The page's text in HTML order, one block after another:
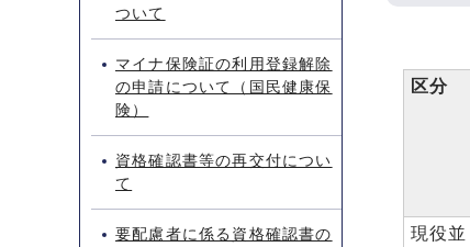
区分
現役並
ついて
マイナ保険証の利用登録解除
の申請について（国民健康保
険）
資格確認書等の再交付につい
て
要配慮者に係る資格確認書の